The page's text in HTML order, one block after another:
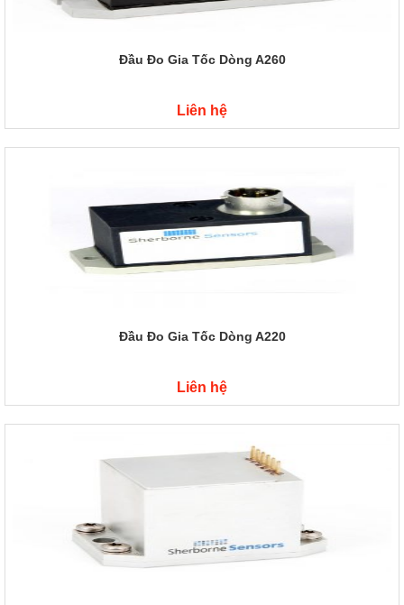
Đầu Đo Gia Tốc Dòng A260
Liên hệ
Đầu Đo Gia Tốc Dòng A220
Liên hệ